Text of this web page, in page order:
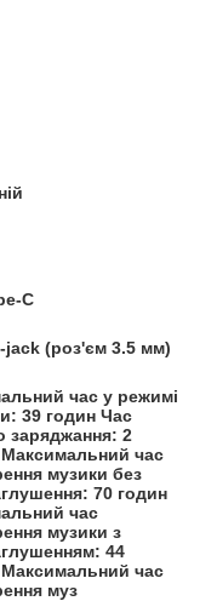
C
jack (роз'єм 3.5 мм)
час у режимі
39 годин Час
заряджання: 2
час
музики без
70 годин
час
музики з
44
час
муз